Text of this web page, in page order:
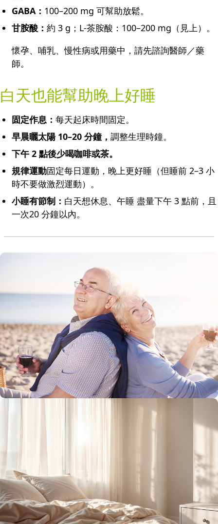
GABA： 100–200 mg 可幫助放鬆。
甘胺酸： 約 3 g；L-茶胺酸：100–200 mg（見上）。
懷孕、哺乳、慢性病或用藥中，請先諮詢醫師／藥
師。
白天也能幫助晚上好睡
固定作息： 每天起床時間固定。
早晨曬太陽 10–20 分鐘， 調整生理時鐘。
下午 2 點後少喝咖啡或茶。
規律運動固定每日運動，晚上更好睡（但睡前 2–3 小
時不要做激烈運動）。
小睡有節制： 白天想休息、午睡 盡量下午 3 點前，且
一次20 分鐘以內。